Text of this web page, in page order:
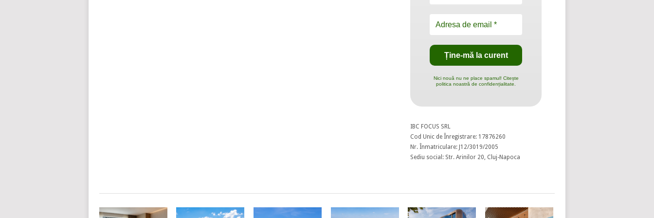
Nici nouă nu ne place spamul! Citește
politica noastră de confidențialitate.
IBC FOCUS SRL
Cod Unic de Înregistrare: 17876260
Nr. Înmatriculare: J12/3019/2005
Sediu social: Str. Arinilor 20, Cluj-Napoca